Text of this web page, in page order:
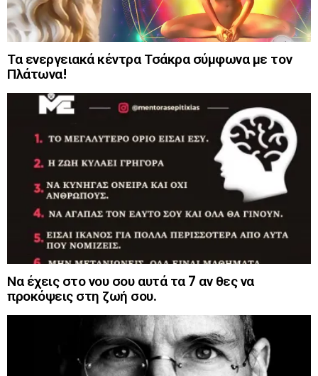
Τα ενεργειακά κέντρα Τσάκρα σύμφωνα με τον
Πλάτωνα!
Να έχεις στο νου σου αυτά τα 7 αν θες να
προκόψεις στη ζωή σου.